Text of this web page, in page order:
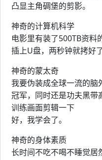
凸显主角碉堡的剪影。
神奇的计算机科学
电影里有装了500TB资料
插上U盘，两秒钟就拷好了
神奇的蒙太奇
我要伪装成全球一流的脑
冠军，同时还是功夫黑带
训练画面剪辑一下
好，我学会了。
神奇的身体素质
长时间不吃不喝不睡觉居